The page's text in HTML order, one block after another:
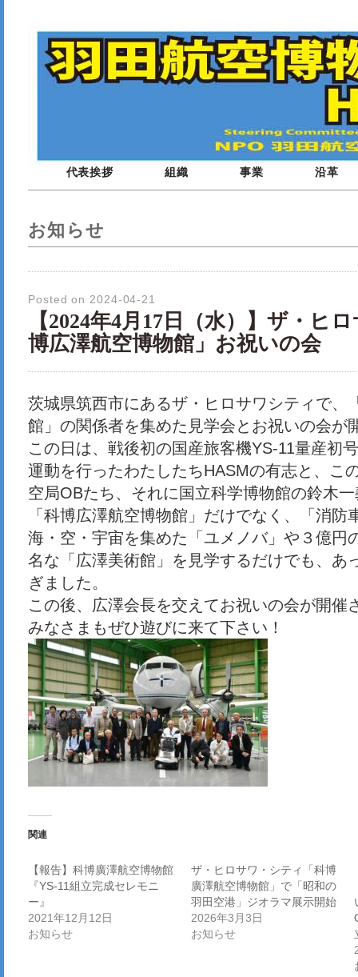
代表挨拶 組織 事業 沿革
お知らせ
Posted on 2024-04-21
【2024年4月17日（水）】ザ・ヒ
博広澤航空博物館」お祝いの会
茨城県筑西市にあるザ・ヒロサワシティで、
館」の関係者を集めた見学会とお祝いの会が
この日は、戦後初の国産旅客機YS-11量産初
運動を行ったわたしたちHASMの有志と、こ
空局OBたち、それに国立科学博物館の鈴木
「科博広澤航空博物館」だけでなく、「消防
海・空・宇宙を集めた「ユメノバ」や３億円
名な「広澤美術館」を見学するだけでも、あ
ぎました。
この後、広澤会長を交えてお祝いの会が開催
みなさまもぜひ遊びに来て下さい！
関連
【報告】科博廣澤航空博物館
『YS-11組立完成セレモニ
ー』
2021年12月12日
お知らせ
ザ・ヒロサワ・シティ「科博
廣澤航空博物館」で「昭和の
羽田空港」ジオラマ展示開始
2026年3月3日
お知らせ